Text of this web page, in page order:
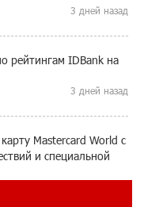
3 дней назад
рейтингам IDBank на
3 дней назад
Mastercard World с
и специальной